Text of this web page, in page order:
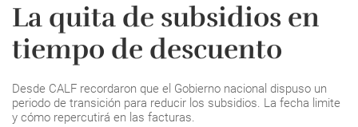
La quita de subsidios en
tiempo de descuento
Desde CALF recordaron que el Gobierno nacional dispuso un
periodo de transición para reducir los subsidios. La fecha limite
y cómo repercutirá en las facturas.